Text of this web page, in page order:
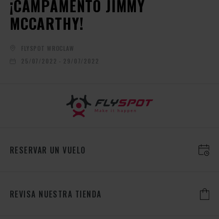
¡CAMPAMENTO JIMMY
MCCARTHY!
FLYSPOT WROCLAW
25/07/2022 - 29/07/2022
RESERVAR UN VUELO
REVISA NUESTRA TIENDA